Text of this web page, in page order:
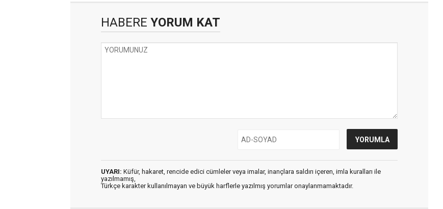
HABERE YORUM KAT
UYARI: Küfür, hakaret, rencide edici cümleler veya imalar, inançlara saldırı içeren, imla kuralları ile
yazılmamış,
Türkçe karakter kullanılmayan ve büyük harflerle yazılmış yorumlar onaylanmamaktadır.